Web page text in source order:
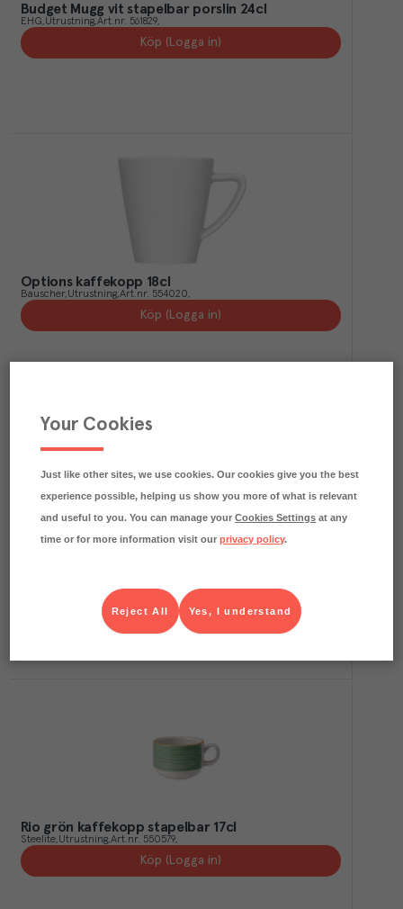
Budget Mugg vit stapelbar porslin 24cl
EHG Utrustning Art.nr. 561829
Köp (Logga in)
Options kaffekopp 18cl
Bauscher Utrustning Art.nr. 554020
Köp (Logga in)
Köp (Logga in)
Rio grön kaffekopp stapelbar 17cl
Steelite Utrustning Art.nr. 550579
Köp (Logga in)
Your Cookies
Just like other sites, we use cookies. Our cookies give you the best
experience possible, helping us show you more of what is relevant
and useful to you. You can manage yourCookies Settings at any
time or for more information visit ourprivacy policy.
Yes, I understand
Reject All